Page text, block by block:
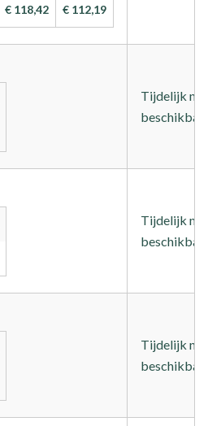
€ 118,42 € 112,19
Tijdelijk
Tijdelijk
Tijdelijk